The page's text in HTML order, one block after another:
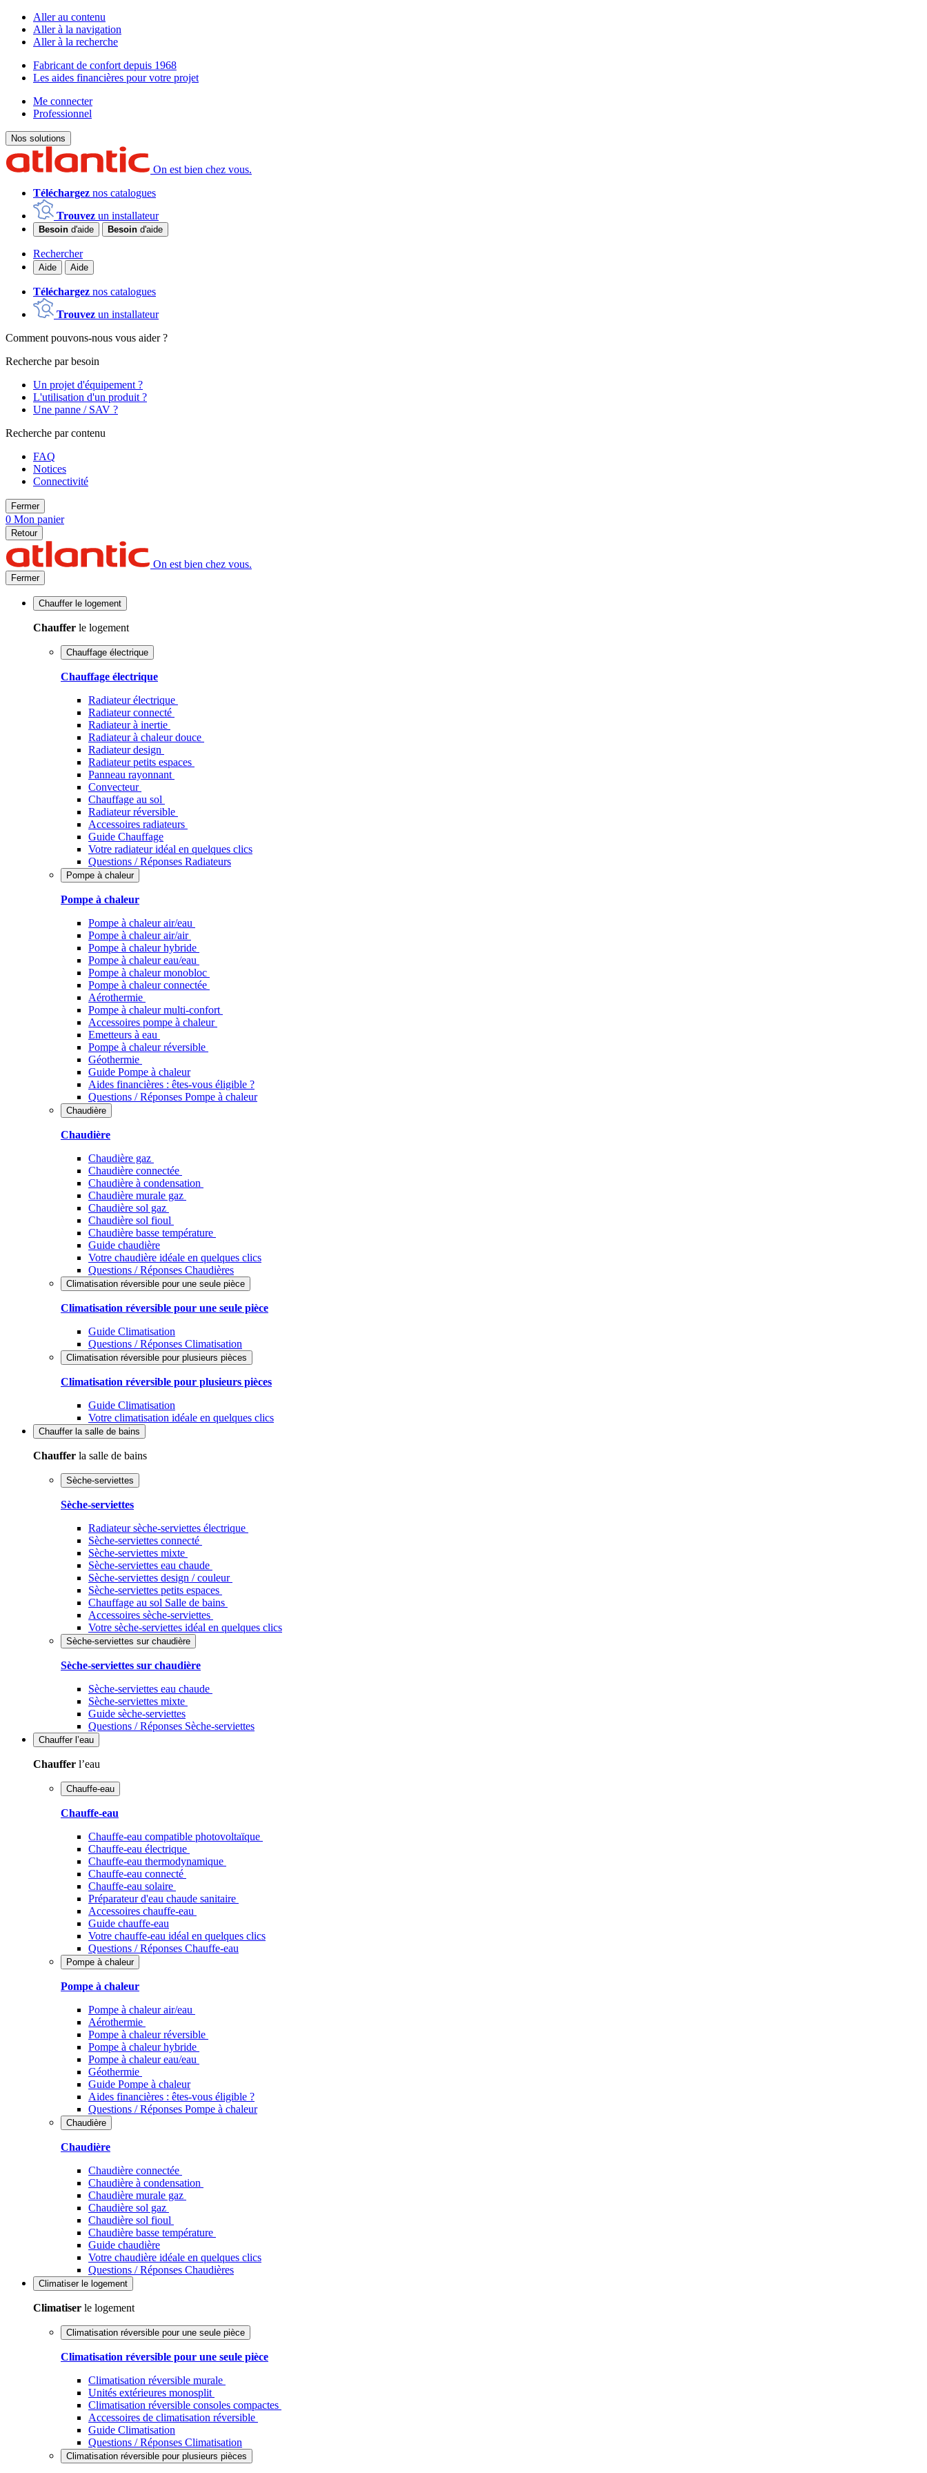
Aller au contenu
Aller à la navigation
Aller à la recherche
Fabricant de confort depuis 1968
Les aides financières pour votre projet
Me connecter
Professionnel
Nos solutions
On est bien chez vous.
Téléchargez nos catalogues
Trouvez un installateur
Besoin d'aide Besoin d'aide
Rechercher
Aide Aide
Téléchargez nos catalogues
Trouvez un installateur
Comment pouvons-nous vous aider ?
Recherche par besoin
Un projet d'équipement ?
L'utilisation d'un produit ?
Une panne / SAV ?
Recherche par contenu
FAQ
Notices
Connectivité
Fermer
0 Mon panier
Retour
On est bien chez vous.
Fermer
Chauffer le logement
Chauffer le logement
Chauffage électrique
Chauffage électrique
Radiateur électrique
Radiateur connecté
Radiateur à inertie
Radiateur à chaleur douce
Radiateur design
Radiateur petits espaces
Panneau rayonnant
Convecteur
Chauffage au sol
Radiateur réversible
Accessoires radiateurs
Guide Chauffage
Votre radiateur idéal en quelques clics
Questions / Réponses Radiateurs
Pompe à chaleur
Pompe à chaleur
Pompe à chaleur air/eau
Pompe à chaleur air/air
Pompe à chaleur hybride
Pompe à chaleur​ eau/eau
Pompe à chaleur monobloc
Pompe à chaleur connectée
Aérothermie
Pompe à chaleur multi-confort
Accessoires pompe à chaleur
Emetteurs à eau
Pompe à chaleur réversible
Géothermie
Guide Pompe à chaleur
Aides financières : êtes-vous éligible ?
Questions / Réponses Pompe à chaleur
Chaudière
Chaudière
Chaudière gaz
Chaudière connectée
Chaudière à condensation
Chaudière murale gaz
Chaudière sol gaz
Chaudière sol fioul
Chaudière basse température
Guide chaudière
Votre chaudière idéale en quelques clics
Questions / Réponses Chaudières
Climatisation réversible pour une seule pièce
Climatisation réversible pour une seule pièce
Guide Climatisation
Questions / Réponses Climatisation
Climatisation réversible pour plusieurs pièces
Climatisation réversible pour plusieurs pièces
Guide Climatisation
Votre climatisation idéale en quelques clics
Chauffer la salle de bains
Chauffer la salle de bains
Sèche-serviettes
Sèche-serviettes
Radiateur sèche-serviettes électrique
Sèche-serviettes connecté
Sèche-serviettes mixte
Sèche-serviettes eau chaude
Sèche-serviettes design / couleur
Sèche-serviettes petits espaces
Chauffage au sol Salle de bains
Accessoires sèche-serviettes
Votre sèche-serviettes idéal en quelques clics
Sèche-serviettes sur chaudière
Sèche-serviettes sur chaudière
Sèche-serviettes eau chaude
Sèche-serviettes mixte
Guide sèche-serviettes
Questions / Réponses Sèche-serviettes
Chauffer l’eau
Chauffer l’eau
Chauffe-eau
Chauffe-eau
Chauffe-eau compatible photovoltaïque
Chauffe-eau électrique
Chauffe-eau thermodynamique
Chauffe-eau connecté
Chauffe-eau solaire
Préparateur d'eau chaude sanitaire
Accessoires chauffe-eau
Guide chauffe-eau
Votre chauffe-eau idéal en quelques clics
Questions / Réponses Chauffe-eau
Pompe à chaleur
Pompe à chaleur
Pompe à chaleur air/eau
Aérothermie
Pompe à chaleur réversible
Pompe à chaleur hybride
Pompe à chaleur​ eau/eau
Géothermie
Guide Pompe à chaleur
Aides financières : êtes-vous éligible ?
Questions / Réponses Pompe à chaleur
Chaudière
Chaudière
Chaudière connectée
Chaudière à condensation
Chaudière murale gaz
Chaudière sol gaz
Chaudière sol fioul
Chaudière basse température
Guide chaudière
Votre chaudière idéale en quelques clics
Questions / Réponses Chaudières
Climatiser le logement
Climatiser le logement
Climatisation réversible pour une seule pièce
Climatisation réversible pour une seule pièce
Climatisation réversible murale
Unités extérieures monosplit
Climatisation réversible consoles compactes
Accessoires de climatisation réversible
Guide Climatisation
Questions / Réponses Climatisation
Climatisation réversible pour plusieurs pièces